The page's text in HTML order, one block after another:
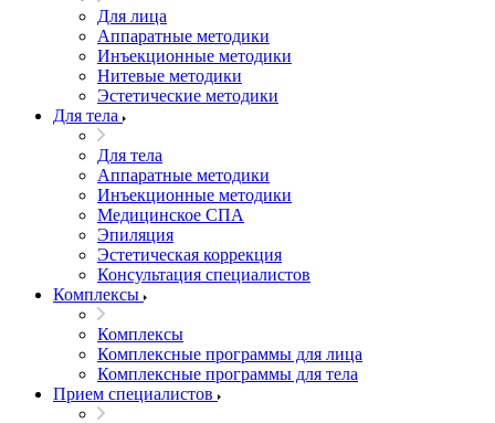
Для лица
Аппаратные методики
Инъекционные методики
Нитевые методики
Эстетические методики
Для тела
Для тела
Аппаратные методики
Инъекционные методики
Медицинское СПА
Эпиляция
Эстетическая коррекция
Консультация специалистов
Комплексы
Комплексы
Комплексные программы для лица
Комплексные программы для тела
Прием специалистов